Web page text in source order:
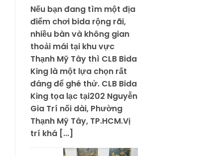
Nếu bạn đang tìm một địa
điểm chơi bida rộng rãi,
nhiều bàn và không gian
thoải mái tại khu vực
Thạnh Mỹ Tây thì CLB Bida
King là một lựa chọn rất
đáng để ghé thử. CLB Bida
King tọa lạc tại202 Nguyễn
Gia Trí nối dài, Phường
Thạnh Mỹ Tây, TP.HCM.Vị
trí khá [...]